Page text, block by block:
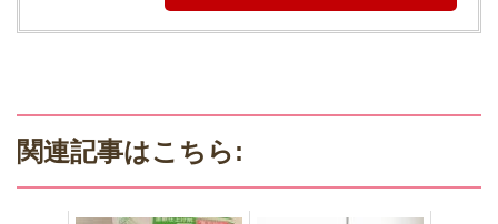
関連記事はこちら: